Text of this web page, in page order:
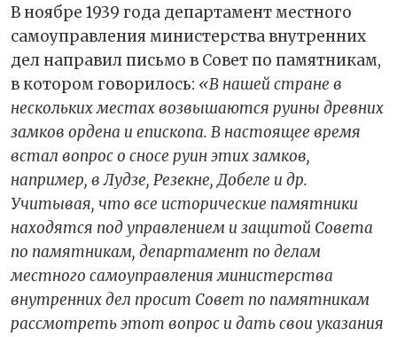
В ноябре 1939 года департамент местного
самоуправления министерства внутренних
дел направил письмо в Совет по памятникам,
в котором говорилось: «В нашей стране в
нескольких местах возвышаются руины древних
замков ордена и епископа. В настоящее время
встал вопрос о сносе руин этих замков,
например, в Лудзе, Резекне, Добеле и др.
Учитывая, что все исторические памятники
находятся под управлением и защитой Совета
по памятникам, департамент по делам
местного самоуправления министерства
внутренних дел просит Совет по памятникам
рассмотреть этот вопрос и дать свои указания